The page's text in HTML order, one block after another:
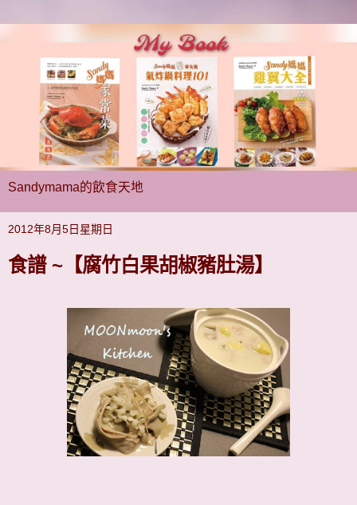
Sandymama的飲食天地
2012年8月5日星期日
食譜 ~【腐竹白果胡椒豬肚湯】